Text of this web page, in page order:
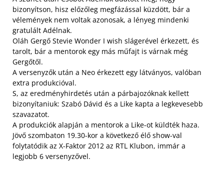
bizonyítson, hisz előzőleg megfázással küzdött, bár a
vélemények nem voltak azonosak, a lényeg mindenki
gratulált Adélnak.
Oláh Gergő Stevie Wonder I wish slágerével érkezett, és
tarolt, bár a mentorok egy más műfajt is várnak még
Gergőtől.
A versenyzők után a Neo érkezett egy látványos, valóban
extra produkcióval.
S, az eredményhirdetés után a párbajozóknak kellett
bizonyítaniuk: Szabó Dávid és a Like kapta a legkevesebb
szavazatot.
A produkciók alapján a mentorok a Like-ot küldték haza.
Jövő szombaton 19.30-kor a következő élő show-val
folytatódik az X-Faktor 2012 az RTL Klubon, immár a
legjobb 6 versenyzővel.